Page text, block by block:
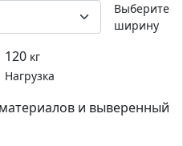
Выберите
ширину
120 кг
Нагрузка
и выверенный